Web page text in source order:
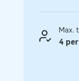
Max.
4